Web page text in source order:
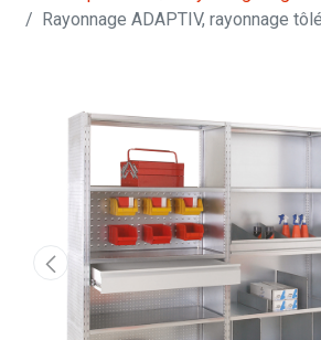
Rayonnage ADAPTIV, rayonnage tôlé